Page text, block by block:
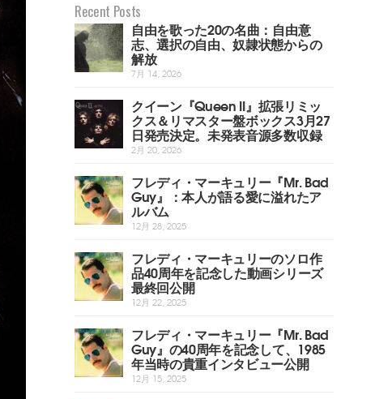
Recent Posts
自由を歌った20の名曲：自由意
志、選択の自由、奴隷状態からの
解放
7月 14, 2026
クイーン『Queen II』拡張リミッ
クス＆リマスター盤ボックス3月27
日発売決定。未発表音源多数収録
2月 20, 2026
フレディ・マーキュリー『Mr. Bad
Guy』：本人が語る愛に溢れたア
ルバム
12月 28, 2025
フレディ・マーキュリーのソロ作
品40周年を記念した動画シリーズ
最終回公開
12月 22, 2025
フレディ・マーキュリー『Mr. Bad
Guy』の40周年を記念して、1985
年当時の貴重インタビュー公開
12月 15, 2025